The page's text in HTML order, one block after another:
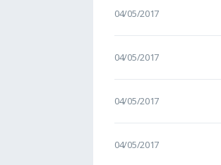
04/05/2017
04/05/2017
04/05/2017
04/05/2017